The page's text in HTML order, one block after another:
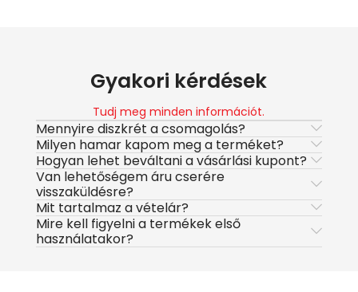
Gyakori kérdések
Tudj meg minden információt.
Mennyire diszkrét a csomagolás?
Milyen hamar kapom meg a terméket?
Hogyan lehet beváltani a vásárlási kupont?
Van lehetőségem áru cserére
visszaküldésre?
Mit tartalmaz a vételár?
Mire kell figyelni a termékek első
használatakor?